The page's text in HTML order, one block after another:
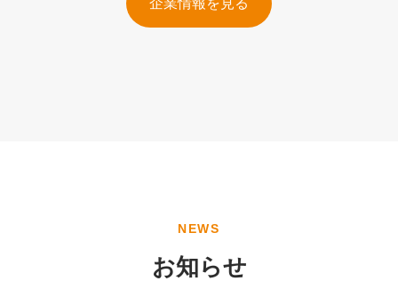
NEWS
お知らせ